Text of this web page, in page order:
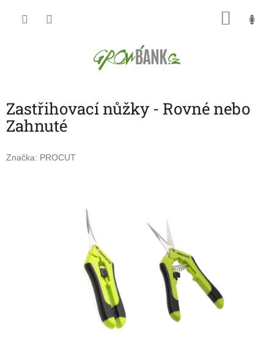
Zastřihovací nůžky - Rovné nebo
Zahnuté
Značka: PROCUT